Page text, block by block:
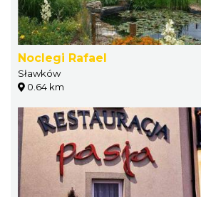
Noclegi Rafael
Sławków
0.64 km